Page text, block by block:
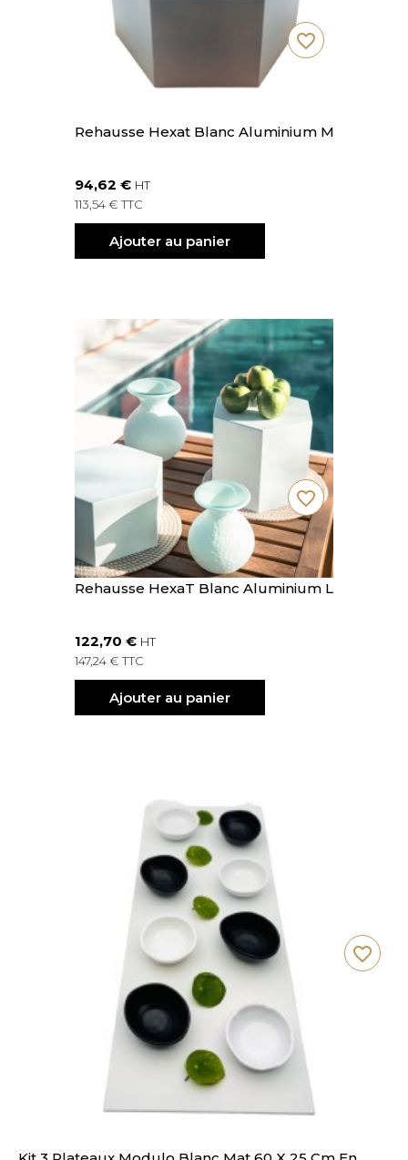
Rehausse Hexat Blanc Aluminium M
94,62 € HT
113,54 € TTC
Ajouter au panier
favorite_border
Rehausse HexaT Blanc Aluminium L
122,70 € HT
147,24 € TTC
Ajouter au panier
favorite_border
favorite_border